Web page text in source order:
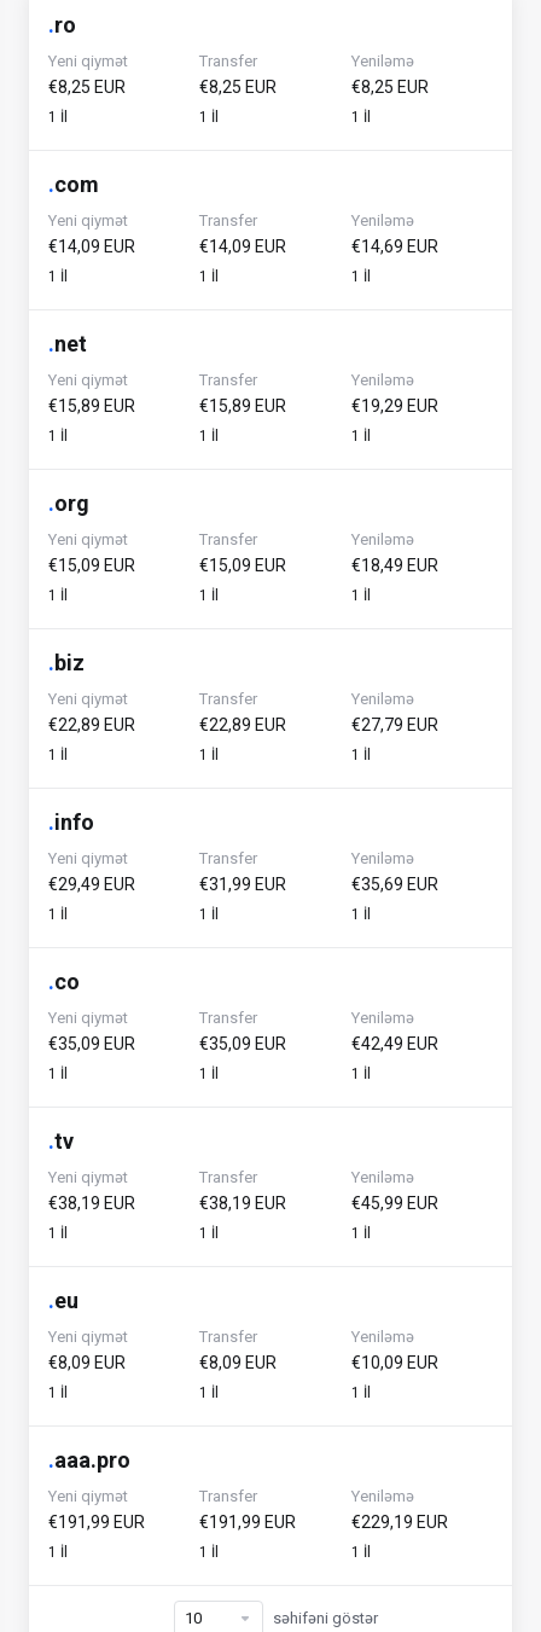
.ro
Yeni qiymət
€8,25 EUR
1 İl
Transfer
€8,25 EUR
1 İl
Yeniləmə
€8,25 EUR
1 İl
.com
Yeni qiymət
€14,09 EUR
1 İl
Transfer
€14,09 EUR
1 İl
Yeniləmə
€14,69 EUR
1 İl
.net
Yeni qiymət
€15,89 EUR
1 İl
Transfer
€15,89 EUR
1 İl
Yeniləmə
€19,29 EUR
1 İl
.org
Yeni qiymət
€15,09 EUR
1 İl
Transfer
€15,09 EUR
1 İl
Yeniləmə
€18,49 EUR
1 İl
.biz
Yeni qiymət
€22,89 EUR
1 İl
Transfer
€22,89 EUR
1 İl
Yeniləmə
€27,79 EUR
1 İl
.info
Yeni qiymət
€29,49 EUR
1 İl
Transfer
€31,99 EUR
1 İl
Yeniləmə
€35,69 EUR
1 İl
.co
Yeni qiymət
€35,09 EUR
1 İl
Transfer
€35,09 EUR
1 İl
Yeniləmə
€42,49 EUR
1 İl
.tv
Yeni qiymət
€38,19 EUR
1 İl
Transfer
€38,19 EUR
1 İl
Yeniləmə
€45,99 EUR
1 İl
.eu
Yeni qiymət
€8,09 EUR
1 İl
Transfer
€8,09 EUR
1 İl
Yeniləmə
€10,09 EUR
1 İl
.aaa.pro
Yeni qiymət
€191,99 EUR
1 İl
Transfer
€191,99 EUR
1 İl
Yeniləmə
€229,19 EUR
1 İl
səhifəni göstər